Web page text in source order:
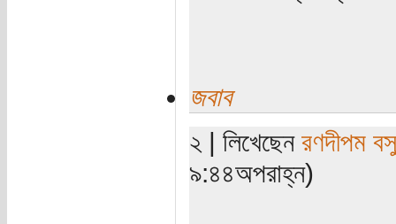
জবাব
২ | লিখেছেন রণদীপম বসু
৯:৪৪অপরাহ্ন)